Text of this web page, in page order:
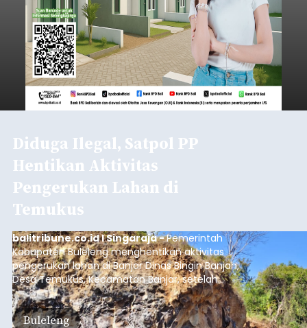
Diduga Ilegal, Satpol PP
Hentikan Aktivitas
Pengerukan Lahan di
Temukus
balitribune.co.id I Singaraja -Pemerintah
Kabupaten Buleleng menghentikan aktivitas
pengerukan lahan di Banjar Dinas Bingin Banjah,
Desa Temukus, Kecamatan Banjar, setelah
ditemukan indikasi kegiatan pengambilan
material yang tidak sesuai dengan peruntukan
kawasan.
Buleleng